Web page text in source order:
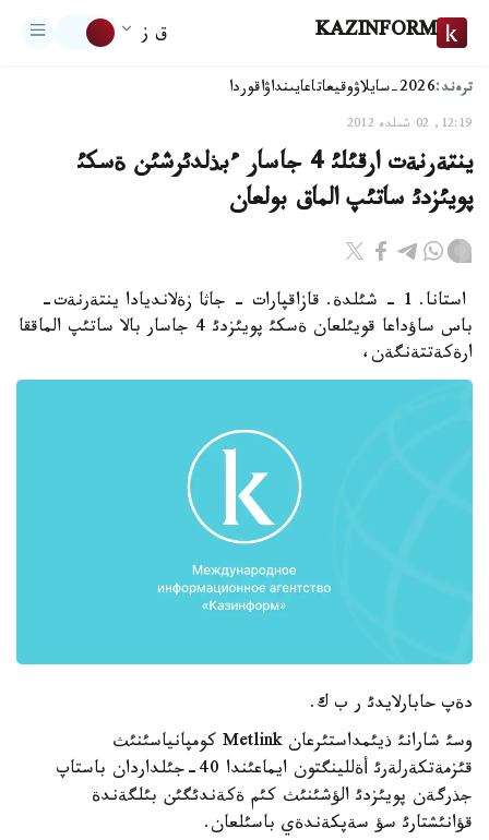
KAZINFORM ق ز
ترەند:2026-سايلاۋ وقيعاتاعايىنداۋاقوردا
12:19, 02 شىلدە 2012
ينتةرنةت ارقئلئ 4 جاسار ءبذلدئرشئن ةسكئ
پويئزدئ ساتئپ الماق بولعان
استانا. 1 - شئلدة. قازاقپارات - جاثا زةلانديادا ينتةرنةت-
باس ساؤداعا قويئلعان ةسكئ پويئزدئ 4 جاسار بالا ساتئپ الماققا
ارةكةتتةنگةن،
دةپ حابارلايدئ ر ب ك.
وسئ شارانئ ذيئمداستئرعان Metlink كومپانياسئنئث
قئزمةتكةرلةرئ أةللينگتون ايماعئندا 40-جئلداردان باستاپ
جذرگةن پويئزدئ الؤشئنئث كئم ةكةندئگئن بئلگةندة
قؤانئشتارئ سؤ سةپكةندةي باسئلعان.